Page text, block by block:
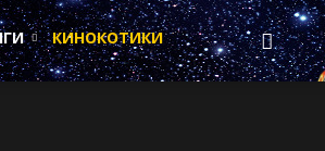
КИНОКОТИКИ